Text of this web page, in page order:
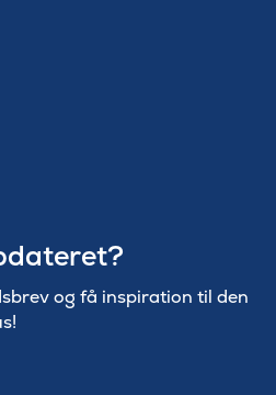
og få inspiration til den